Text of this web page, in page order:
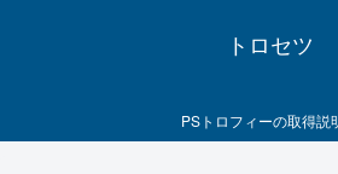
トロセツ
PSトロフィーの取得説